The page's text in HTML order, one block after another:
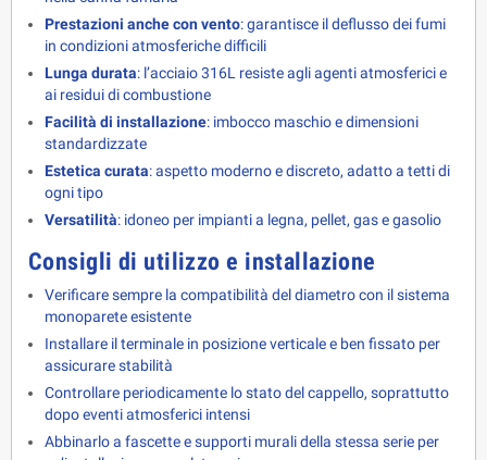
Prestazioni anche con vento: garantisce il deflusso dei fumi
in condizioni atmosferiche difficili
Lunga durata: l’acciaio 316L resiste agli agenti atmosferici e
ai residui di combustione
Facilità di installazione: imbocco maschio e dimensioni
standardizzate
Estetica curata: aspetto moderno e discreto, adatto a tetti di
ogni tipo
Versatilità: idoneo per impianti a legna, pellet, gas e gasolio
Consigli di utilizzo e installazione
Verificare sempre la compatibilità del diametro con il sistema
monoparete esistente
Installare il terminale in posizione verticale e ben fissato per
assicurare stabilità
Controllare periodicamente lo stato del cappello, soprattutto
dopo eventi atmosferici intensi
Abbinarlo a fascette e supporti murali della stessa serie per